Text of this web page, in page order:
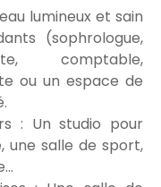
lumineux et sain
(sophrologue,
comptable,
ou un espace de
: Un studio pour
une salle de sport,